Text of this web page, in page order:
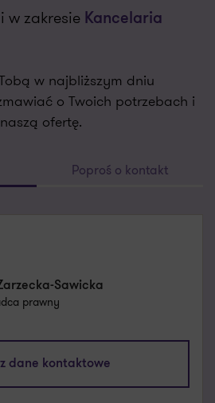
w zakresie Kancelaria
w najbliższym dniu
o Twoich potrzebach i
ofertę.
Poproś o kontakt
Sawicka
prawny
dane kontaktowe